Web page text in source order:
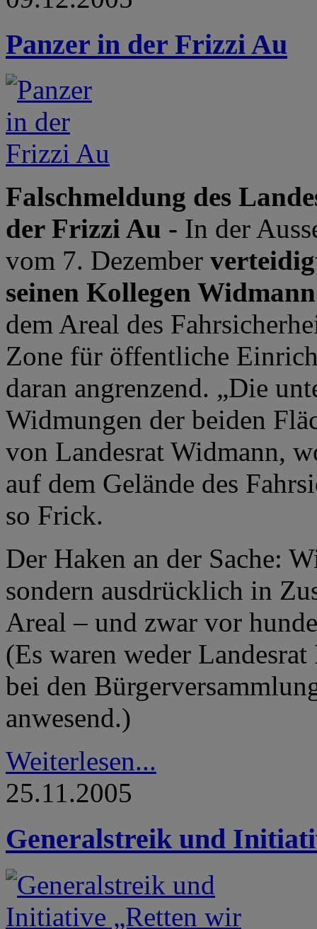
Panzer in der Frizzi Au
Falschmeldung des
der Frizzi Au - In der
vom 7. Dezember
seinen Kollegen Widmann
dem Areal des
Zone für öffentliche
daran angrenzend. „Die
Widmungen der beiden
von Landesrat Widmann,
auf dem Gelände des
so Frick.
Der Haken an der Sache:
sondern ausdrücklich in
Areal – und zwar vor
(Es waren weder
bei den
anwesend.)
Weiterlesen...
25.11.2005
Generalstreik und